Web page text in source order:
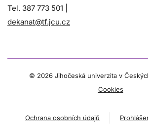
Tel. 387 773 501 |
dekanat@tf.jcu.cz
© 2026 Jihočeská univerzita v
Cookies
Ochrana osobních údajů